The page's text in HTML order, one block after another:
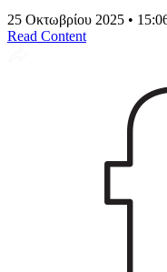
25 Οκτωβρίου 2025 •
Read Content